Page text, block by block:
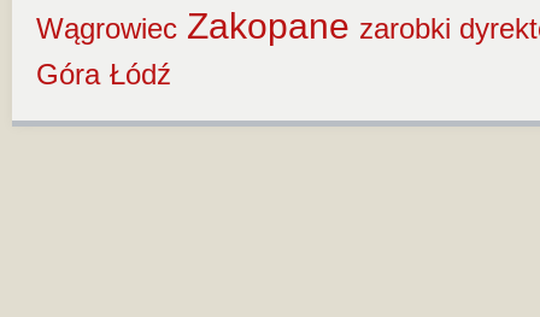
Wągrowiec Zakopane zarobki
Góra Łódź